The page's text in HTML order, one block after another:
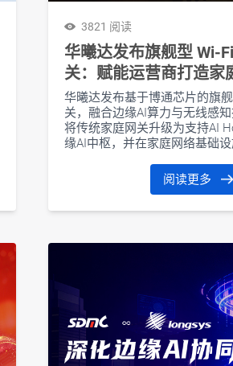
3821 阅读
华曦达发布旗舰型 Wi-
关：赋能运营商打造家
华曦达发布基于博通芯片的旗
关，融合边缘AI算力与无线感
将传统家庭网关升级为支持AI
缘AI中枢，并在家庭网络基础
阅读更多